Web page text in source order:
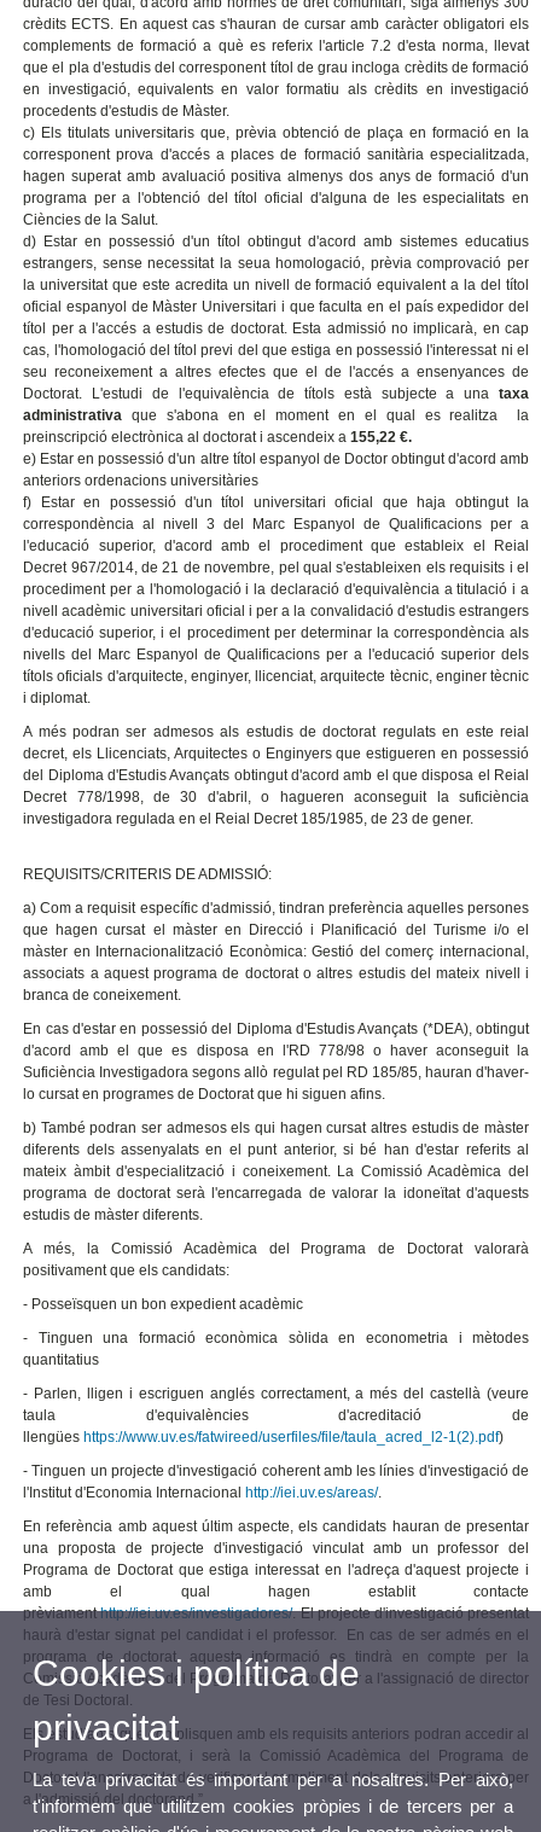
crèdits ECTS. En aquest cas s'hauran de cursar amb caràcter obligatori els
complements de formació a què es referix l'article 7.2 d'esta norma, llevat
que el pla d'estudis del corresponent títol de grau incloga crèdits de formació
en investigació, equivalents en valor formatiu als crèdits en investigació
procedents d'estudis de Màster.
c) Els titulats universitaris que, prèvia obtenció de plaça en formació en la
corresponent prova d'accés a places de formació sanitària especialitzada,
hagen superat amb avaluació positiva almenys dos anys de formació d'un
programa per a l'obtenció del títol oficial d'alguna de les especialitats en
Ciències de la Salut.
d) Estar en possessió d'un títol obtingut d'acord amb sistemes educatius
estrangers, sense necessitat la seua homologació, prèvia comprovació per
la universitat que este acredita un nivell de formació equivalent a la del títol
oficial espanyol de Màster Universitari i que faculta en el país expedidor del
títol per a l'accés a estudis de doctorat. Esta admissió no implicarà, en cap
cas, l'homologació del títol previ del que estiga en possessió l'interessat ni el
seu reconeixement a altres efectes que el de l'accés a ensenyances de
Doctorat. L'estudi de l'equivalència de títols està subjecte a unataxa
administrativa que s'abona en el moment en el qual es realitza la
preinscripció electrònica al doctorat i ascendeix a155,22 €.
e) Estar en possessió d'un altre títol espanyol de Doctor obtingut d'acord amb
anteriors ordenacions universitàries
f) Estar en possessió d'un títol universitari oficial que haja obtingut la
correspondència al nivell 3 del Marc Espanyol de Qualificacions per a
l'educació superior, d'acord amb el procediment que estableix el Reial
Decret 967/2014, de 21 de novembre, pel qual s'estableixen els requisits i el
procediment per a l'homologació i la declaració d'equivalència a titulació i a
nivell acadèmic universitari oficial i per a la convalidació d'estudis estrangers
d'educació superior, i el procediment per determinar la correspondència als
nivells del Marc Espanyol de Qualificacions per a l'educació superior dels
títols oficials d'arquitecte, enginyer, llicenciat, arquitecte tècnic, enginer tècnic
i diplomat.
A més podran ser admesos als estudis de doctorat regulats en este reial
decret, els Llicenciats, Arquitectes o Enginyers que estigueren en possessió
del Diploma d'Estudis Avançats obtingut d'acord amb el que disposa el Reial
Decret 778/1998, de 30 d'abril, o hagueren aconseguit la suficiència
investigadora regulada en el Reial Decret 185/1985, de 23 de gener.
REQUISITS/CRITERIS DE ADMISSIÓ:
a) Com a requisit específic d'admissió, tindran preferència aquelles persones
que hagen cursat el màster en Direcció i Planificació del Turisme i/o el
màster en Internacionalització Econòmica: Gestió del comerç internacional,
associats a aquest programa de doctorat o altres estudis del mateix nivell i
branca de coneixement.
En cas d'estar en possessió del Diploma d'Estudis Avançats (*DEA), obtingut
d'acord amb el que es disposa en l'RD 778/98 o haver aconseguit la
Suficiència Investigadora segons allò regulat pel RD 185/85, hauran d'haver-
lo cursat en programes de Doctorat que hi siguen afins.
b) També podran ser admesos els qui hagen cursat altres estudis de màster
diferents dels assenyalats en el punt anterior, si bé han d'estar referits al
mateix àmbit d'especialització i coneixement. La Comissió Acadèmica del
programa de doctorat serà l'encarregada de valorar la idoneïtat d'aquests
estudis de màster diferents.
A més, la Comissió Acadèmica del Programa de Doctorat valorarà
positivament que els candidats:
- Posseïsquen un bon expedient acadèmic
- Tinguen una formació econòmica sòlida en econometria i mètodes
quantitatius
- Parlen, lligen i escriguen anglés correctament, a més del castellà (veure
taula d'equivalències d'acreditació de
llengües https://www.uv.es/fatwireed/userfiles/file/taula_acred_l2-1(2).pdf)
- Tinguen un projecte d'investigació coherent amb les línies d'investigació de
l'Institut d'Economia Internacional http://iei.uv.es/areas/.
En referència amb aquest últim aspecte, els candidats hauran de presentar
una proposta de projecte d'investigació vinculat amb un professor del
Programa de Doctorat que estiga interessat en l'adreça d'aquest projecte i
amb el qual hagen establit contacte
prèviamenthttp://iei.uv.es/investigadores/. El projecte d'investigació presentat
haurà d'estar signat pel candidat i el professor. En cas de ser admés en el
programa de doctorat, aquesta informació es tindrà en compte per la
Comissió Acadèmica del Programa de Doctorat per a l'assignació de director
de Tesi Doctoral.
Els estudiants que complisquen amb els requisits anteriors podran accedir al
Programa de Doctorat, i serà la Comissió Acadèmica del Programa de
Doctorat l'encarregada de verificar el compliment dels requisits anteriors per
a l'admissió del doctorand.”
Cookies i política de
privacitat
La teva privacitat és important per a nosaltres. Per això,
t'informem que utilitzem cookies pròpies i de tercers per a